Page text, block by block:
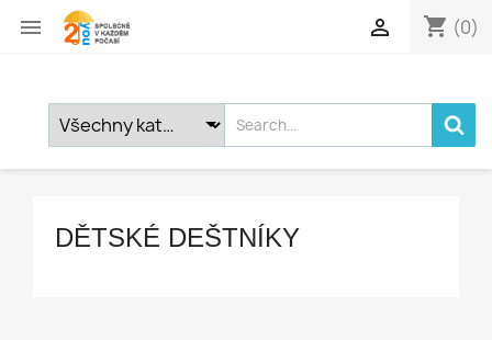
 shopping_cart (0)

DĚTSKÉ DEŠTNÍKY